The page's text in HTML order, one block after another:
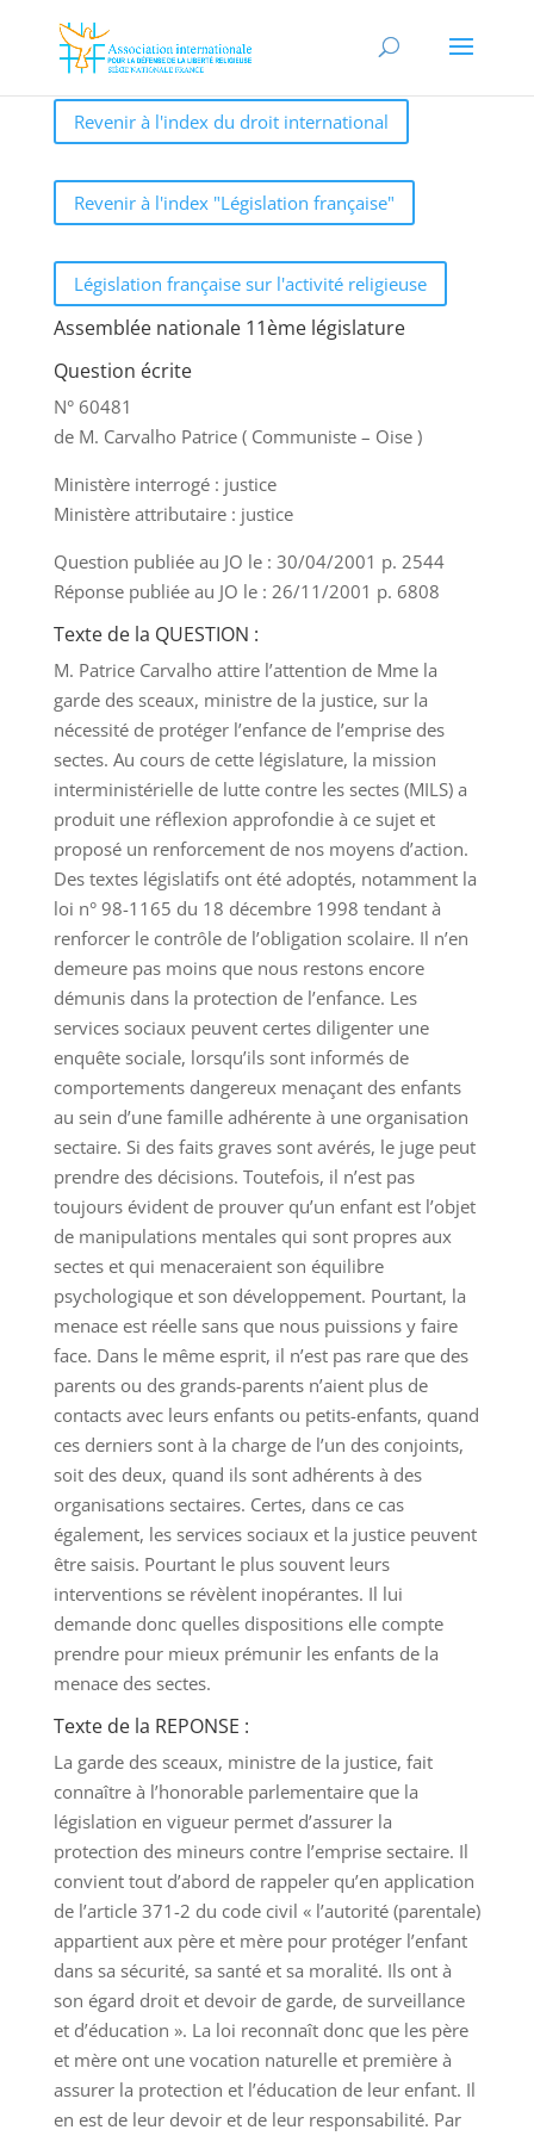
Revenir à l'index du droit international
Revenir à l'index "Législation française"
Législation française sur l'activité religieuse
Assemblée nationale 11ème législature
Question écrite
N° 60481
de M. Carvalho Patrice ( Communiste – Oise )
Ministère interrogé : justice
Ministère attributaire : justice
Question publiée au JO le : 30/04/2001 p. 2544
Réponse publiée au JO le : 26/11/2001 p. 6808
Texte de la QUESTION :
M. Patrice Carvalho attire l’attention de Mme la
garde des sceaux, ministre de la justice, sur la
nécessité de protéger l’enfance de l’emprise des
sectes. Au cours de cette législature, la mission
interministérielle de lutte contre les sectes (MILS) a
produit une réflexion approfondie à ce sujet et
proposé un renforcement de nos moyens d’action.
Des textes législatifs ont été adoptés, notamment la
loi n° 98-1165 du 18 décembre 1998 tendant à
renforcer le contrôle de l’obligation scolaire. Il n’en
demeure pas moins que nous restons encore
démunis dans la protection de l’enfance. Les
services sociaux peuvent certes diligenter une
enquête sociale, lorsqu’ils sont informés de
comportements dangereux menaçant des enfants
au sein d’une famille adhérente à une organisation
sectaire. Si des faits graves sont avérés, le juge peut
prendre des décisions. Toutefois, il n’est pas
toujours évident de prouver qu’un enfant est l’objet
de manipulations mentales qui sont propres aux
sectes et qui menaceraient son équilibre
psychologique et son développement. Pourtant, la
menace est réelle sans que nous puissions y faire
face. Dans le même esprit, il n’est pas rare que des
parents ou des grands-parents n’aient plus de
contacts avec leurs enfants ou petits-enfants, quand
ces derniers sont à la charge de l’un des conjoints,
soit des deux, quand ils sont adhérents à des
organisations sectaires. Certes, dans ce cas
également, les services sociaux et la justice peuvent
être saisis. Pourtant le plus souvent leurs
interventions se révèlent inopérantes. Il lui
demande donc quelles dispositions elle compte
prendre pour mieux prémunir les enfants de la
menace des sectes.
Texte de la REPONSE :
La garde des sceaux, ministre de la justice, fait
connaître à l’honorable parlementaire que la
législation en vigueur permet d’assurer la
protection des mineurs contre l’emprise sectaire. Il
convient tout d’abord de rappeler qu’en application
de l’article 371-2 du code civil « l’autorité (parentale)
appartient aux père et mère pour protéger l’enfant
dans sa sécurité, sa santé et sa moralité. Ils ont à
son égard droit et devoir de garde, de surveillance
et d’éducation ». La loi reconnaît donc que les père
et mère ont une vocation naturelle et première à
assurer la protection et l’éducation de leur enfant. Il
en est de leur devoir et de leur responsabilité. Par